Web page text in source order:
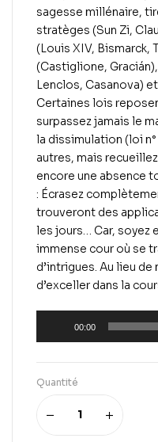
sagesse millénaire,
stratèges (Sun Zi,
(Louis XIV, Bismarck,
(Castiglione,
Lenclos, Casanova)
Certaines lois
surpassez jamais le
la dissimulation (loi n°
autres, mais
encore une absence
: Écrasez
trouveront des
les jours… Car, soyez
immense cour où se
d’intrigues. Au lieu de
d’exceller dans la
00:00
Quantité